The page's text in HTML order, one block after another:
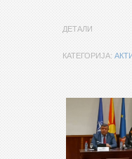
ДЕТАЛИ
КАТЕГОРИЈА: